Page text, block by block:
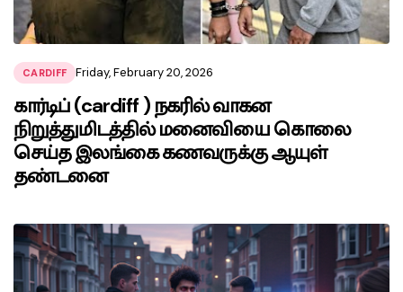
CARDIFF Friday, February 20, 2026
கார்டிப் (cardiff ) நகரில் வாகன
நிறுத்துமிடத்தில் மனைவியை கொலை
செய்த இலங்கை கணவருக்கு ஆயுள்
தண்டனை